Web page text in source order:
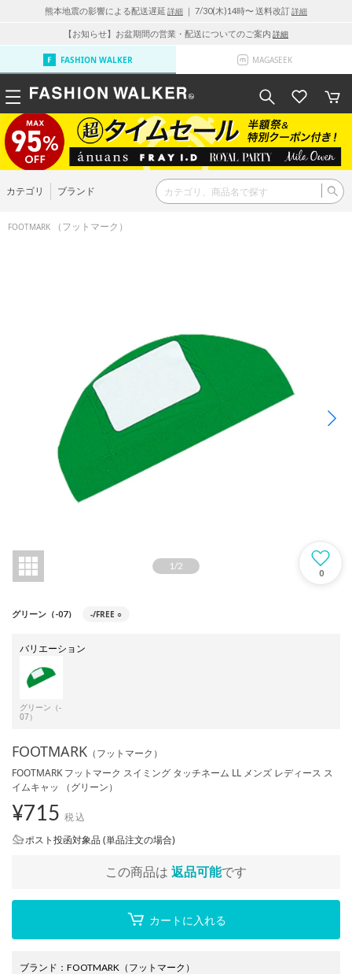
熊本地震の影響による配送遅延 詳細 ｜ 7/30(木)14時〜 送料改訂詳細
【お知らせ】お盆期間の営業・配送についてのご案内 詳細
FASHION WALKER MAGASEEK
カテゴリ ブランド
FOOTMARK （フットマーク）
1 /2
0
グリーン（-07） -/FREE ○
バリエーション
グリーン（-
07）
FOOTMARK （フットマーク）
FOOTMARK フットマーク スイミング タッチネーム LL メンズ レディース ス
イムキャッ （グリーン）
¥715 税込
ポスト投函対象品 (単品注文の場合)
この商品は 返品可能です
カートに入れる
ブランド ： FOOTMARK （フットマーク）